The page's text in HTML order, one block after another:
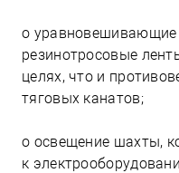
о уравновешивающие
резинотросовые
целях, что и
тяговых канатов;
о освещение шахты,
к